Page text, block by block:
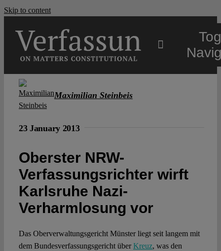
Skip to content
Open Access
Authors
Spotlight
Maximilian Steinbeis
23 January 2013
Oberster NRW-
Verfassungsrichter wirft
Karlsruhe Nazi-
Verharmlosung vor
Das Oberverwaltungsgericht Münster liegt seit langem mit
dem Bundesverfassungsgericht überKreuz, was den